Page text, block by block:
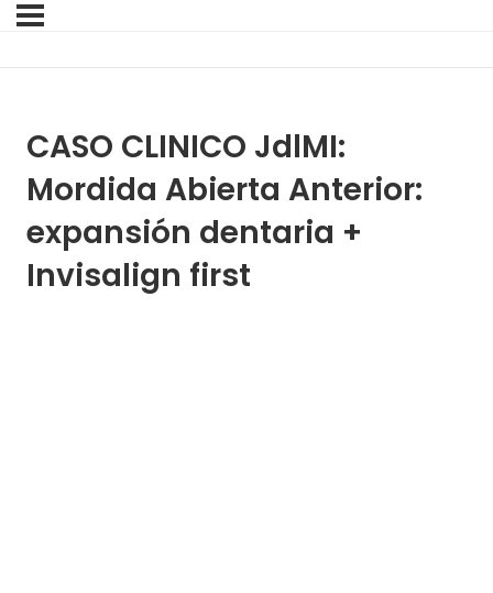
CASO CLINICO JdlMI:
Mordida Abierta Anterior:
expansión dentaria +
Invisalign first